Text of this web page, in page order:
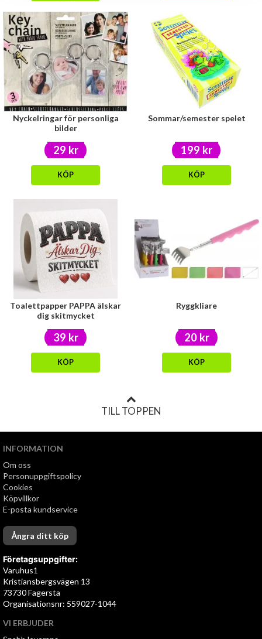
Nyckelringar för personliga
bilder
29 kr
KÖP
Sommar/semester spelet
199 kr
KÖP
Toalettpapper PAPPA älskar
dig skitmycket
39 kr
KÖP
Ryggkliare
20 kr
KÖP
TILL TOPPEN
INFORMATION
Om oss
Personuppgiftspolicy
Cookies
Köpvillkor
E-posta kundservice
Ångra ditt köp
Företagsuppgifter:
Varuhus1
Kristiansbergsvägen 13
73730 Fagersta
Organisationsnr: 559027-1044
VI ERBJUDER